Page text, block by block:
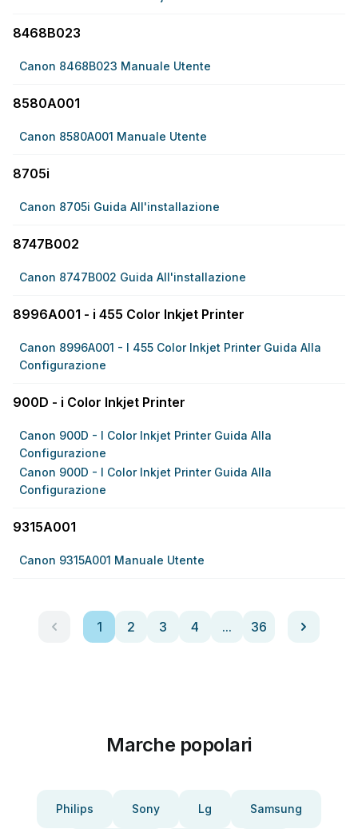
8468B023
Canon 8468B023 Manuale Utente
8580A001
Canon 8580A001 Manuale Utente
8705i
Canon 8705i Guida All'installazione
8747B002
Canon 8747B002 Guida All'installazione
8996A001 - i 455 Color Inkjet Printer
Canon 8996A001 - I 455 Color Inkjet Printer Guida Alla
Configurazione
900D - i Color Inkjet Printer
Canon 900D - I Color Inkjet Printer Guida Alla
Configurazione
Canon 900D - I Color Inkjet Printer Guida Alla
Configurazione
9315A001
Canon 9315A001 Manuale Utente
1 2 3 4 ... 36
Marche popolari
Philips Sony Lg Samsung